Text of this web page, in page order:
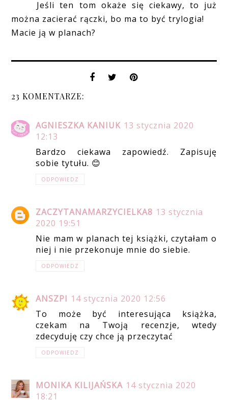
Jeśli ten tom okaże się ciekawy, to już
można zacierać rączki, bo ma to być trylogia!
Macie ją w planach?
23 KOMENTARZE:
AGNIESZKA KANIUK 13 stycznia 2020
12:13
Bardzo ciekawa zapowiedź. Zapisuję
sobie tytułu. 😊
ODPOWIEDZ
ZACZYTANAMARZYCIELKA8 13 stycznia
2020 19:51
Nie mam w planach tej książki, czytałam o
niej i nie przekonuje mnie do siebie.
ODPOWIEDZ
ANSZPI 14 stycznia 2020 12:56
To może być interesująca książka,
czekam na Twoją recenzje, wtedy
zdecyduję czy chce ją przeczytać
ODPOWIEDZ
MONIKA KILIJAŃSKA 14 stycznia 2020
18:21